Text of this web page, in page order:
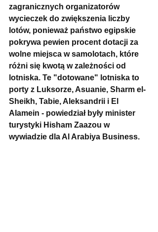
zagranicznych organizatorów
wycieczek do zwiększenia liczby
lotów, ponieważ państwo egipskie
pokrywa pewien procent dotacji za
wolne miejsca w samolotach, które
różni się kwotą w zależności od
lotniska. Te "dotowane" lotniska to
porty z Luksorze, Asuanie, Sharm el-
Sheikh, Tabie, Aleksandrii i El
Alamein - powiedział były minister
turystyki Hisham Zaazou w
wywiadzie dla Al Arabiya Business.